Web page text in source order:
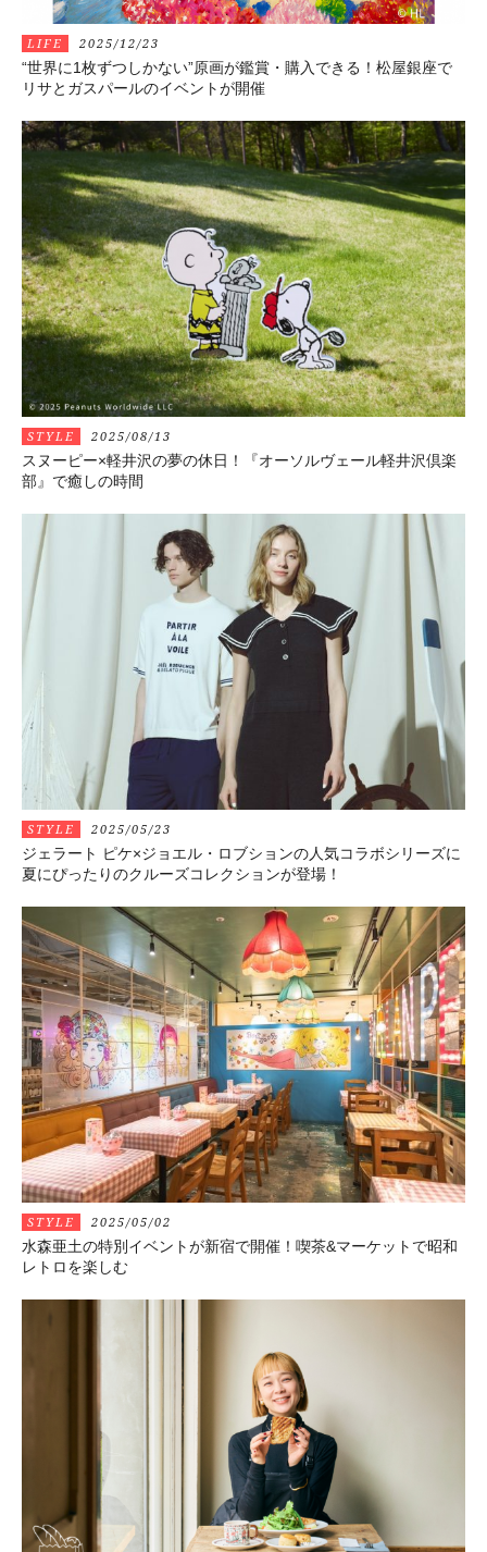
LIFE 2025/12/23
“世界に1枚ずつしかない”原画が鑑賞・購入できる！松屋銀座で
リサとガスパールのイベントが開催
STYLE 2025/08/13
スヌーピー×軽井沢の夢の休日！『オーソルヴェール軽井沢倶楽
部』で癒しの時間
STYLE 2025/05/23
ジェラート ピケ×ジョエル・ロブションの人気コラボシリーズに
夏にぴったりのクルーズコレクションが登場！
STYLE 2025/05/02
水森亜土の特別イベントが新宿で開催！喫茶&マーケットで昭和
レトロを楽しむ